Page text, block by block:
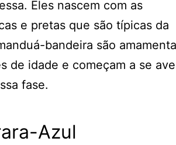
Eles nascem com as
e pretas que são típicas da
bandeira são
de idade e começam a se
fase.
Azul